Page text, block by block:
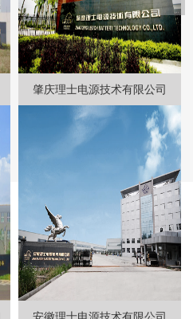
肇庆理士电源技术有限公司
安徽理士电源技术有限公司